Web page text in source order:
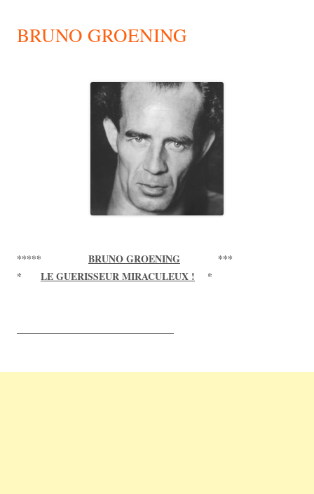
BRUNO GROENING
***** BRUNO GROENING ***
* LE GUERISSEUR MIRACULEUX ! *